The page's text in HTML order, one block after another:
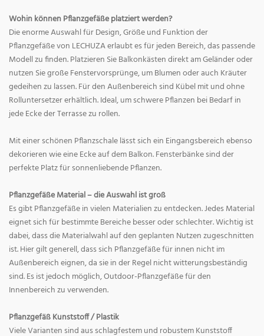
Wohin können Pflanzgefäße platziert werden?
Die enorme Auswahl für Design, Größe und Funktion der
Pflanzgefäße von LECHUZA erlaubt es für jeden Bereich, das passende
Modell zu finden. Platzieren Sie Balkonkästen direkt am Geländer oder
nutzen Sie große Fenstervorsprünge, um Blumen oder auch Kräuter
gedeihen zu lassen. Für den Außenbereich sind Kübel mit und ohne
Rolluntersetzer erhältlich. Ideal, um schwere Pflanzen bei Bedarf in
jede Ecke der Terrasse zu rollen.
Mit einer schönen Pflanzschale lässt sich ein Eingangsbereich ebenso
dekorieren wie eine Ecke auf dem Balkon. Fensterbänke sind der
perfekte Platz für sonnenliebende Pflanzen.
Pflanzgefäße Material – die Auswahl ist groß
Es gibt Pflanzgefäße in vielen Materialien zu entdecken. Jedes Material
eignet sich für bestimmte Bereiche besser oder schlechter. Wichtig ist
dabei, dass die Materialwahl auf den geplanten Nutzen zugeschnitten
ist. Hier gilt generell, dass sich Pflanzgefäße für innen nicht im
Außenbereich eignen, da sie in der Regel nicht witterungsbeständig
sind. Es ist jedoch möglich, Outdoor-Pflanzgefäße für den
Innenbereich zu verwenden.
Pflanzgefäß Kunststoff / Plastik
Viele Varianten sind aus schlagfestem und robustem Kunststoff